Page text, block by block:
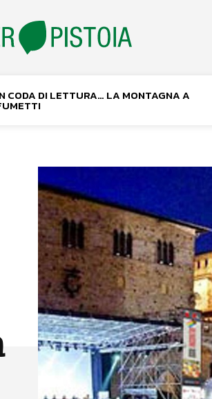
CODA DI LETTURA… LA MONTAGNA A